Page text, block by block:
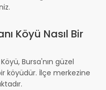
Köyü Nasıl Bir
Bursa'nın güzel
köyüdür. İlçe merkezine